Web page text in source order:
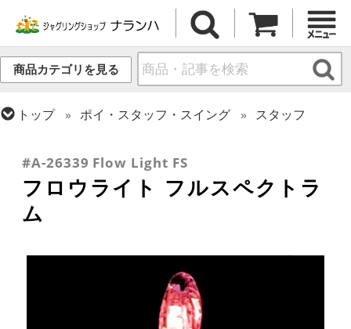
商品カテゴリを見る
トップ ポイ・スタッフ・スイング
スタッフ
リペア・関連商品
#A-26339 Flow Light FS
フロウライト フルスペクトラ
ム